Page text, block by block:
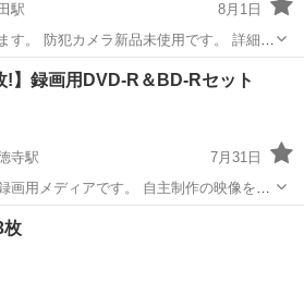
駅
8月1日
す。 防犯カメラ新品未使用です。 詳細は
います。 購入してから1度も使用する事
の写真がご希望でしたらコメント頂いた
是...
映像プレーヤー、レコーダー
!】録画用DVD-R＆BD-Rセット
寺駅
7月31日
画用メディアです。 自主制作の映像をPC
大掃除で出品します。 1.maxell DVD-R
開封済み67枚) 2.Ve...
寺駅
枚